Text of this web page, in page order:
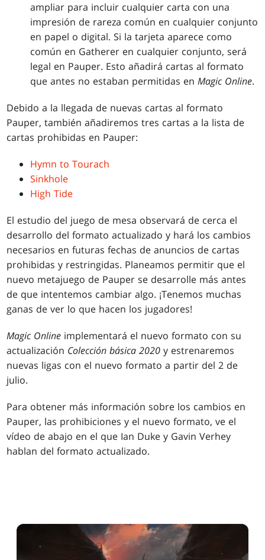
ampliar para incluir cualquier carta con una
impresión de rareza común en cualquier conjunto
en papel o digital. Si la tarjeta aparece como
común en Gatherer en cualquier conjunto, será
legal en Pauper. Esto añadirá cartas al formato
que antes no estaban permitidas enMagic Online.
Debido a la llegada de nuevas cartas al formato
Pauper, también añadiremos tres cartas a la lista de
cartas prohibidas en Pauper:
Hymn to Tourach
Sinkhole
High Tide
El estudio del juego de mesa observará de cerca el
desarrollo del formato actualizado y hará los cambios
necesarios en futuras fechas de anuncios de cartas
prohibidas y restringidas. Planeamos permitir que el
nuevo metajuego de Pauper se desarrolle más antes
de que intentemos cambiar algo. ¡Tenemos muchas
ganas de ver lo que hacen los jugadores!
Magic Online implementará el nuevo formato con su
actualización Colección básica 2020 y estrenaremos
nuevas ligas con el nuevo formato a partir del 2 de
julio.
Para obtener más información sobre los cambios en
Pauper, las prohibiciones y el nuevo formato, ve el
vídeo de abajo en el que Ian Duke y Gavin Verhey
hablan del formato actualizado.